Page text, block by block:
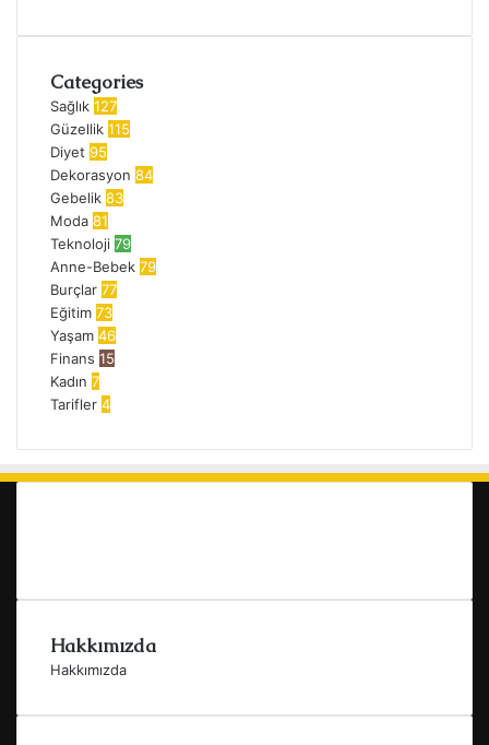
Categories
Sağlık 127
Güzellik 115
Diyet 95
Dekorasyon 84
Gebelik 83
Moda 81
Teknoloji 79
Anne-Bebek 79
Burçlar 77
Eğitim 73
Yaşam 46
Finans 15
Kadın 7
Tarifler 4
Hakkımızda
Hakkımızda